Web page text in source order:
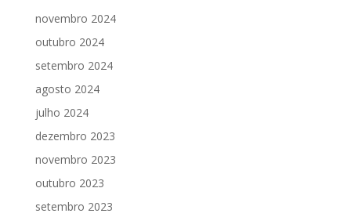
novembro 2024
outubro 2024
setembro 2024
agosto 2024
julho 2024
dezembro 2023
novembro 2023
outubro 2023
setembro 2023